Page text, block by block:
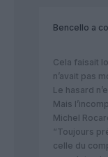
Bencello a
Cela faisait
n’avait pas
Le hasard
Mais
Michel
“Toujours
celle du